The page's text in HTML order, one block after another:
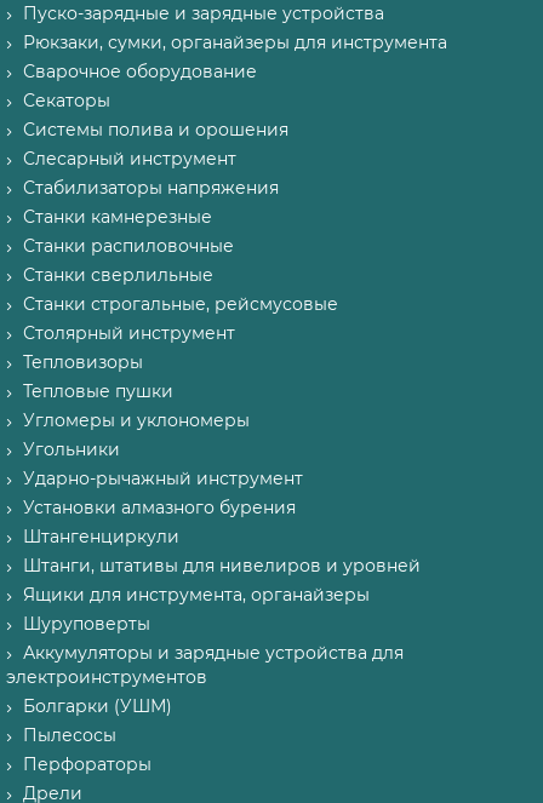
Пуско-зарядные и зарядные устройства
Рюкзаки, сумки, органайзеры для инструмента
Сварочное оборудование
Секаторы
Системы полива и орошения
Слесарный инструмент
Стабилизаторы напряжения
Станки камнерезные
Станки распиловочные
Станки сверлильные
Станки строгальные, рейсмусовые
Столярный инструмент
Тепловизоры
Тепловые пушки
Угломеры и уклономеры
Угольники
Ударно-рычажный инструмент
Установки алмазного бурения
Штангенциркули
Штанги, штативы для нивелиров и уровней
Ящики для инструмента, органайзеры
Шуруповерты
Аккумуляторы и зарядные устройства для
электроинструментов
Болгарки (УШМ)
Пылесосы
Перфораторы
Дрели